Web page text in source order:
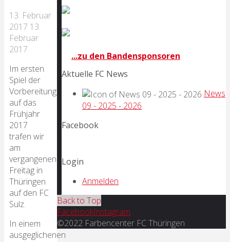
13. Februar
2017 13.
Februar
2017
Im ersten
Spiel der
Vorbereitung
auf das
Frühjahr
2017
trafen wir
am
vergangenen
Freitag in
Thüringen
auf den FC
Sulz.
In einem
ausgeglichenen
...zu den Bandensponsoren
Aktuelle FC News
News
09 - 2025 - 2026
Facebook
Login
Anmelden
Back to Top
FacebookInstagram
©2022 Farbencenter FC Thüringen